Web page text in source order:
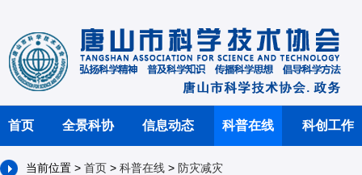
首页 全景科协 信息动态 科普在线 科创工作
当前位置 > 首页 > 科普在线 > 防灾减灾